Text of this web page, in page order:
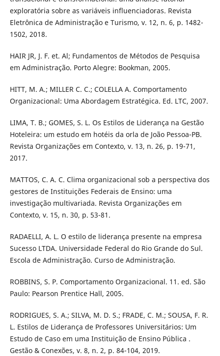
exploratória sobre as variáveis influenciadoras. Revista
Eletrônica de Administração e Turismo, v. 12, n. 6, p. 1482-
1502, 2018.
HAIR JR, J. F. et. Al; Fundamentos de Métodos de Pesquisa
em Administração. Porto Alegre: Bookman, 2005.
HITT, M. A.; MILLER C. C.; COLELLA A. Comportamento
Organizacional: Uma Abordagem Estratégica. Ed. LTC, 2007.
LIMA, T. B.; GOMES, S. L. Os Estilos de Liderança na Gestão
Hoteleira: um estudo em hotéis da orla de João Pessoa-PB.
Revista Organizações em Contexto, v. 13, n. 26, p. 19-71,
2017.
MATTOS, C. A. C. Clima organizacional sob a perspectiva dos
gestores de Instituições Federais de Ensino: uma
investigação multivariada. Revista Organizações em
Contexto, v. 15, n. 30, p. 53-81.
RADAELLI, A. L. O estilo de liderança presente na empresa
Sucesso LTDA. Universidade Federal do Rio Grande do Sul.
Escola de Administração. Curso de Administração.
ROBBINS, S. P. Comportamento Organizacional. 11. ed. São
Paulo: Pearson Prentice Hall, 2005.
RODRIGUES, S. A.; SILVA, M. D. S.; FRADE, C. M.; SOUSA, F. R.
L. Estilos de Liderança de Professores Universitários: Um
Estudo de Caso em uma Instituição de Ensino Pública .
Gestão & Conexões, v. 8, n. 2, p. 84-104, 2019.